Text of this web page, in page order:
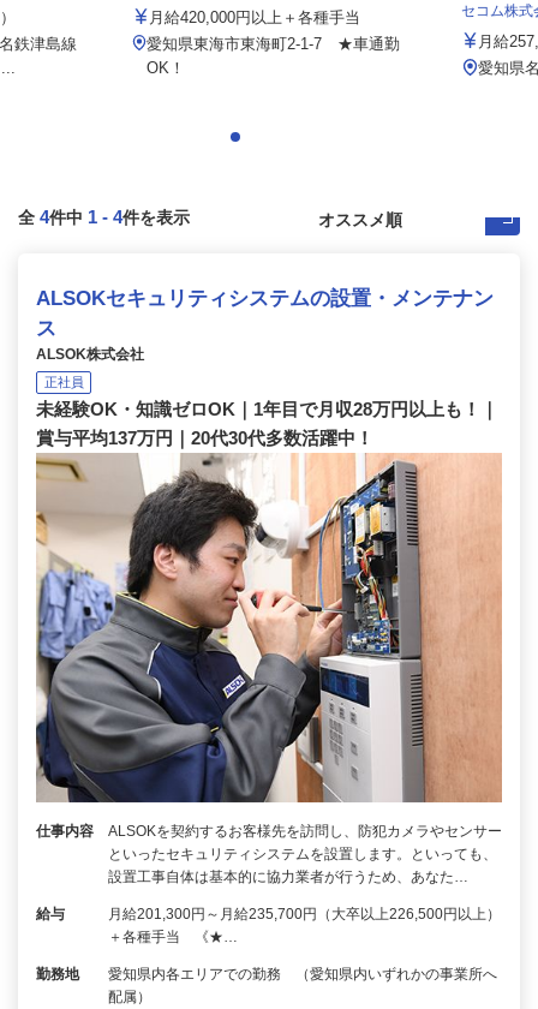
鉄津島線
月給420,000円以上＋各種手当
愛知県東海市東海町2-1-7 ★車通勤
OK！
セコム株式
月給
愛知県
全 4件中 1 - 4件を表示
ALSOKセキュリティシステムの設置・メンテナン
ス
ALSOK株式会社
正社員
未経験OK・知識ゼロOK｜1年目で月収28万円以上も！｜
賞与平均137万円｜20代30代多数活躍中！
仕事内容
ALSOKを契約するお客様先を訪問し、防犯カメラやセンサー
といったセキュリティシステムを設置します。といっても、
設置工事自体は基本的に協力業者が行うため、あなた…
給与
月給201,300円～月給235,700円（大卒以上226,500円以上）
＋各種手当 《★…
勤務地
愛知県内各エリアでの勤務 （愛知県内いずれかの事業所へ
配属）